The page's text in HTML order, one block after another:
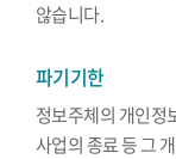
않습니다.
파기기한
정보주체의 개인정
사업의 종료 등 그